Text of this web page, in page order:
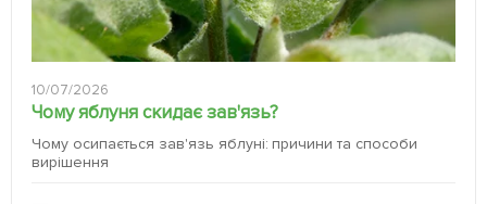
10/07/2026
Чому яблуня скидає зав'язь?
Чому осипається зав'язь яблуні: причини та способи
вирішення